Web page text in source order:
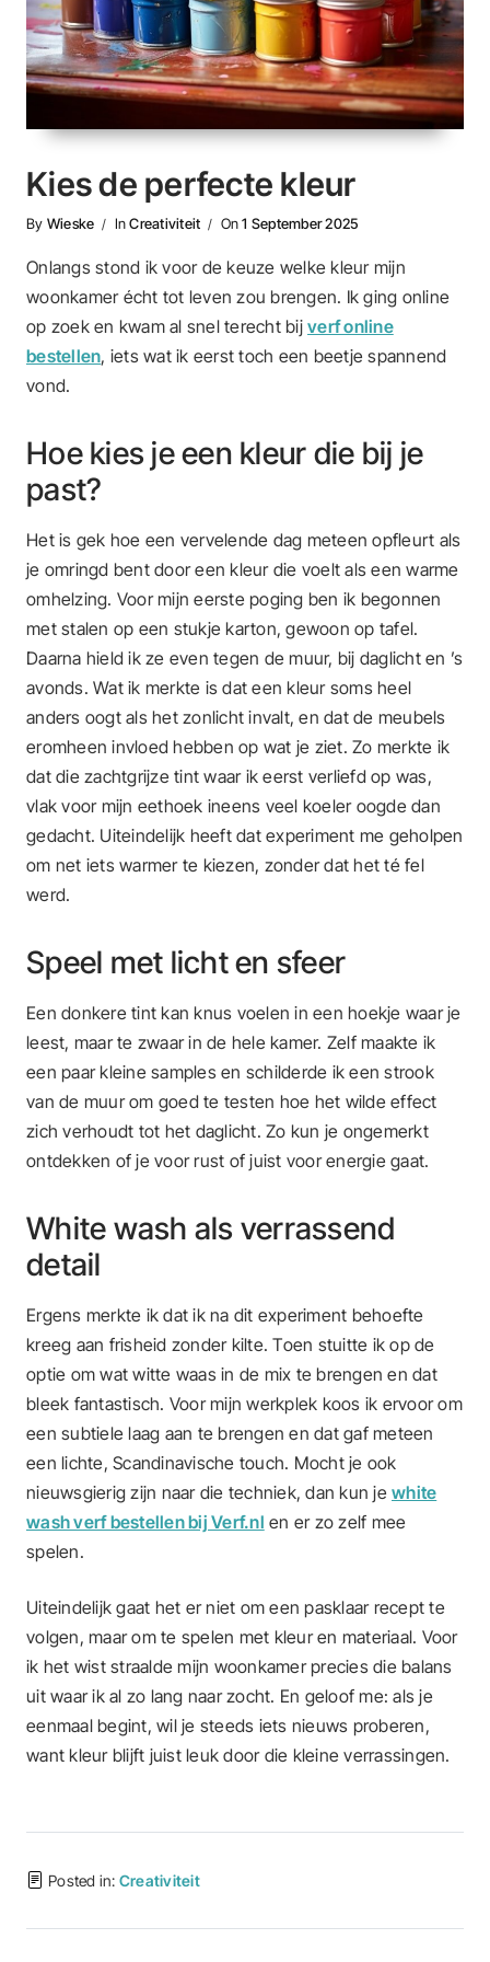
Kies de perfecte kleur
By Wieske InCreativiteit On1 September 2025
Onlangs stond ik voor de keuze welke kleur mijn
woonkamer écht tot leven zou brengen. Ik ging online
op zoek en kwam al snel terecht bij verf online
bestellen, iets wat ik eerst toch een beetje spannend
vond.
Hoe kies je een kleur die bij je
past?
Het is gek hoe een vervelende dag meteen opfleurt als
je omringd bent door een kleur die voelt als een warme
omhelzing. Voor mijn eerste poging ben ik begonnen
met stalen op een stukje karton, gewoon op tafel.
Daarna hield ik ze even tegen de muur, bij daglicht en ’s
avonds. Wat ik merkte is dat een kleur soms heel
anders oogt als het zonlicht invalt, en dat de meubels
eromheen invloed hebben op wat je ziet. Zo merkte ik
dat die zachtgrijze tint waar ik eerst verliefd op was,
vlak voor mijn eethoek ineens veel koeler oogde dan
gedacht. Uiteindelijk heeft dat experiment me geholpen
om net iets warmer te kiezen, zonder dat het té fel
werd.
Speel met licht en sfeer
Een donkere tint kan knus voelen in een hoekje waar je
leest, maar te zwaar in de hele kamer. Zelf maakte ik
een paar kleine samples en schilderde ik een strook
van de muur om goed te testen hoe het wilde effect
zich verhoudt tot het daglicht. Zo kun je ongemerkt
ontdekken of je voor rust of juist voor energie gaat.
White wash als verrassend
detail
Ergens merkte ik dat ik na dit experiment behoefte
kreeg aan frisheid zonder kilte. Toen stuitte ik op de
optie om wat witte waas in de mix te brengen en dat
bleek fantastisch. Voor mijn werkplek koos ik ervoor om
een subtiele laag aan te brengen en dat gaf meteen
een lichte, Scandinavische touch. Mocht je ook
nieuwsgierig zijn naar die techniek, dan kun je white
wash verf bestellen bij Verf.nl en er zo zelf mee
spelen.
Uiteindelijk gaat het er niet om een pasklaar recept te
volgen, maar om te spelen met kleur en materiaal. Voor
ik het wist straalde mijn woonkamer precies die balans
uit waar ik al zo lang naar zocht. En geloof me: als je
eenmaal begint, wil je steeds iets nieuws proberen,
want kleur blijft juist leuk door die kleine verrassingen.
Posted in: Creativiteit